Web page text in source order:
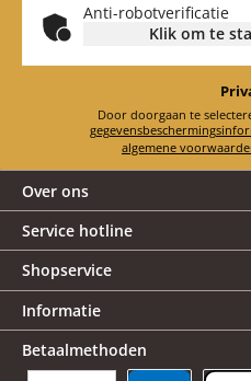
Anti-robotverificatie
Klik om te
algemene
Over ons
Service hotline
Shopservice
Informatie
Betaalmethoden